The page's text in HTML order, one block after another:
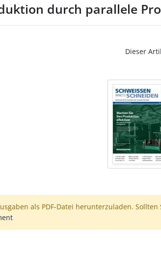
durch parallele
Dieser
als PDF-Datei herunterzuladen. Sollten